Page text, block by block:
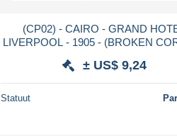
(CP02) - CAIRO - GRAND
LIVERPOOL - 1905 - (BROKEN
± US$ 9,24
Statuut